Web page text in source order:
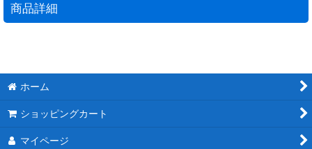
商品詳細
ホーム
ショッピングカート
マイページ